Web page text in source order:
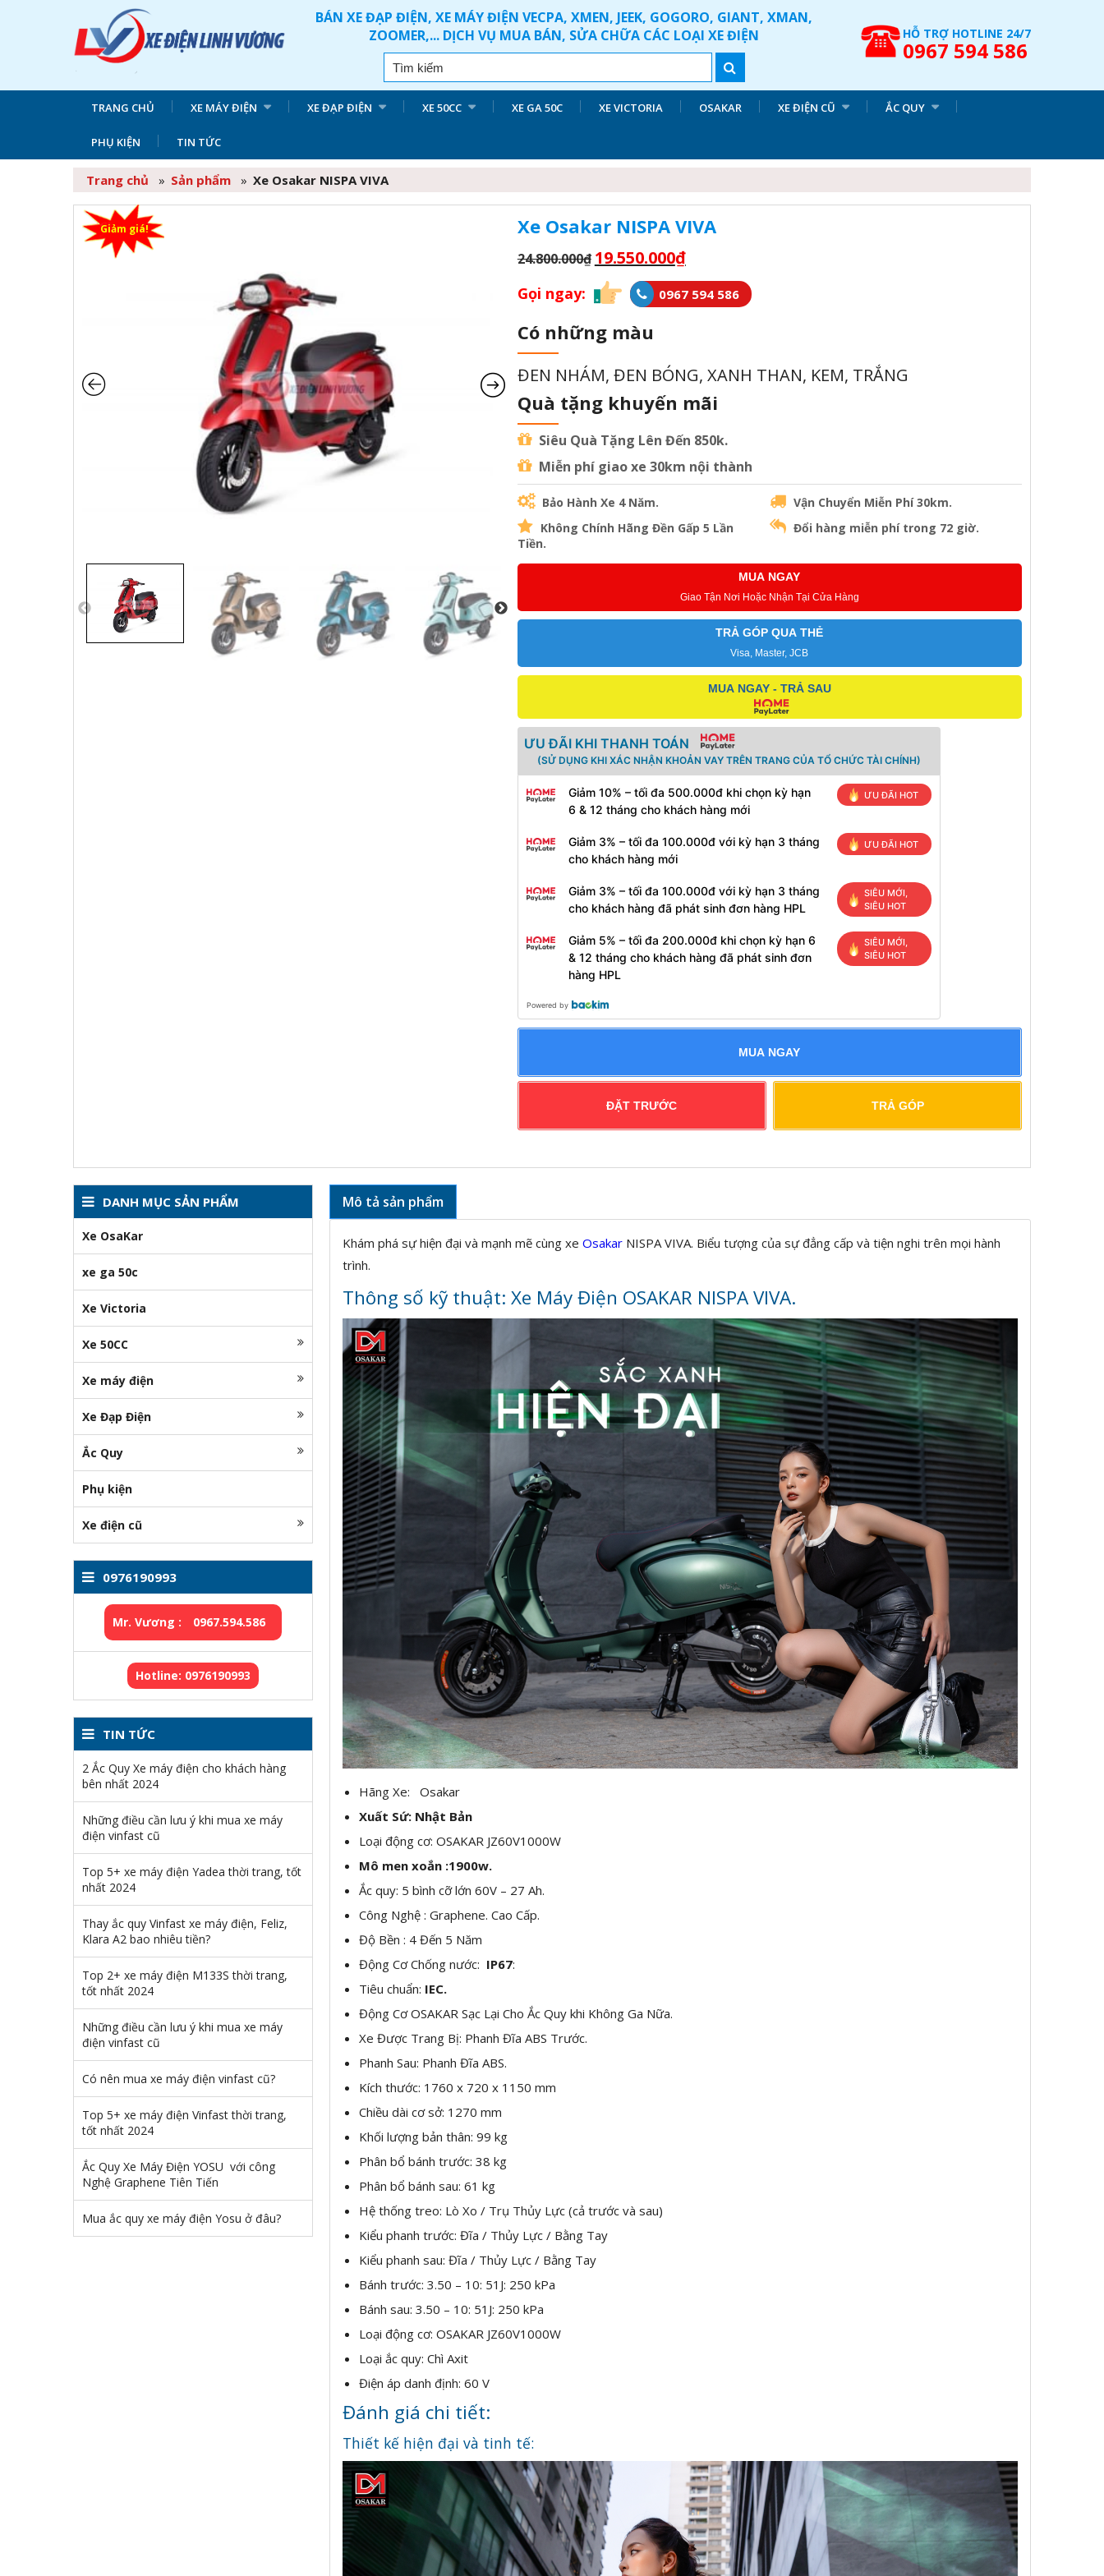
BÁN XE ĐẠP ĐIỆN, XE MÁY ĐIỆN VECPA, XMEN, JEEK, GOGORO, GIANT, XMAN,
ZOOMER,... DỊCH VỤ MUA BÁN, SỬA CHỮA CÁC LOẠI XE ĐIỆN
HỖ TRỢ HOTLINE 24/7
0967 594 586
TRANG CHỦ XE MÁY ĐIỆN XE ĐẠP ĐIỆN XE 50CC XE GA 50C XE VICTORIA OSAKAR XE ĐIỆN CŨ ẮC QUY
PHỤ KIỆN TIN TỨC
Trang chủ » Sản phẩm » Xe Osakar NISPA VIVA
Giảm giá! Xe Osakar NISPA VIVA
24.800.000₫ 19.550.000₫
Gọi ngay: 0967 594 586
Có những màu
ĐEN NHÁM, ĐEN BÓNG, XANH THAN, KEM, TRẮNG
Quà tặng khuyến mãi
Siêu Quà Tặng Lên Đến 850k.
Miễn phí giao xe 30km nội thành
Bảo Hành Xe 4 Năm.
Vận Chuyển Miễn Phí 30km.
Không Chính Hãng Đền Gấp 5 Lần
Tiền.
Đổi hàng miễn phí trong 72 giờ.
MUA NGAY
Giao Tận Nơi Hoặc Nhận Tại Cửa Hàng
TRẢ GÓP QUA THẺ
Visa, Master, JCB
MUA NGAY - TRẢ SAU
ƯU ĐÃI KHI THANH TOÁN
(SỬ DỤNG KHI XÁC NHẬN KHOẢN VAY TRÊN TRANG CỦA TỔ CHỨC TÀI CHÍNH)
Giảm 10% – tối đa 500.000đ khi chọn kỳ hạn
6 & 12 tháng cho khách hàng mới
ƯU ĐÃI HOT
Giảm 3% – tối đa 100.000đ với kỳ hạn 3 tháng
cho khách hàng mới
ƯU ĐÃI HOT
Giảm 3% – tối đa 100.000đ với kỳ hạn 3 tháng
cho khách hàng đã phát sinh đơn hàng HPL
SIÊU MỚI,
SIÊU HOT
Giảm 5% – tối đa 200.000đ khi chọn kỳ hạn 6
& 12 tháng cho khách hàng đã phát sinh đơn
hàng HPL
SIÊU MỚI,
SIÊU HOT
Powered by
MUA NGAY
ĐẶT TRƯỚC TRẢ GÓP
Mô tả sản phẩm
Khám phá sự hiện đại và mạnh mẽ cùng xe OsakarNISPA VIVA. Biểu tượng của sự đẳng cấp và tiện nghi trên mọi hành
trình.
Thông số kỹ thuật: Xe Máy Điện OSAKAR NISPA VIVA.
Hãng Xe: Osakar
Xuất Sứ: Nhật Bản
Loại động cơ: OSAKAR JZ60V1000W
Mô men xoắn :1900w.
Ắc quy: 5 bình cỡ lớn 60V – 27 Ah.
Công Nghệ : Graphene. Cao Cấp.
Độ Bền : 4 Đến 5 Năm
Động Cơ Chống nước: IP67:
Tiêu chuẩn: IEC.
Động Cơ OSAKAR Sạc Lại Cho Ắc Quy khi Không Ga Nữa.
Xe Được Trang Bị: Phanh Đĩa ABS Trước.
Phanh Sau: Phanh Đĩa ABS.
Kích thước: 1760 x 720 x 1150 mm
Chiều dài cơ sở: 1270 mm
Khối lượng bản thân: 99 kg
Phân bổ bánh trước: 38 kg
Phân bổ bánh sau: 61 kg
Hệ thống treo: Lò Xo / Trụ Thủy Lực (cả trước và sau)
Kiểu phanh trước: Đĩa / Thủy Lực / Bằng Tay
Kiểu phanh sau: Đĩa / Thủy Lực / Bằng Tay
Bánh trước: 3.50 – 10: 51J: 250 kPa
Bánh sau: 3.50 – 10: 51J: 250 kPa
Loại động cơ: OSAKAR JZ60V1000W
Loại ắc quy: Chì Axit
Điện áp danh định: 60 V
Đánh giá chi tiết:
Thiết kế hiện đại và tinh tế:
DANH MỤC SẢN PHẨM
Xe OsaKar
xe ga 50c
Xe Victoria
Xe 50CC
Xe máy điện
Xe Đạp Điện
Ắc Quy
Phụ kiện
Xe điện cũ
0976190993
Mr. Vương : 0967.594.586
Hotline: 0976190993
TIN TỨC
2 Ắc Quy Xe máy điện cho khách hàng
bên nhất 2024
Những điều cần lưu ý khi mua xe máy
điện vinfast cũ
Top 5+ xe máy điện Yadea thời trang, tốt
nhất 2024
Thay ắc quy Vinfast xe máy điện, Feliz,
Klara A2 bao nhiêu tiền?
Top 2+ xe máy điện M133S thời trang,
tốt nhất 2024
Những điều cần lưu ý khi mua xe máy
điện vinfast cũ
Có nên mua xe máy điện vinfast cũ?
Top 5+ xe máy điện Vinfast thời trang,
tốt nhất 2024
Ắc Quy Xe Máy Điện YOSU với công
Nghệ Graphene Tiên Tiến
Mua ắc quy xe máy điện Yosu ở đâu?